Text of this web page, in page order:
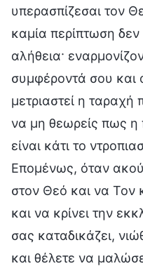
υπερασπίζεσαι τον
καμία περίπτωση δεν
αλήθεια·
συμφέροντά σου
μετριαστεί η ταραχή
να μη θεωρείς πως η
είναι κάτι το
Επομένως, όταν
στον Θεό και να Τον
και να κρίνει την
σας καταδικάζει,
και θέλετε να